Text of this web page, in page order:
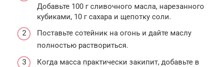
Добавьте 100 г сливочного масла, нарезанного
кубиками, 10 г сахара и щепотку соли.
Поставьте сотейник на огонь и дайте маслу
полностью раствориться.
Когда масса практически закипит, добавьте в